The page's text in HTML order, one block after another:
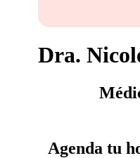
Dra.
Agenda tu